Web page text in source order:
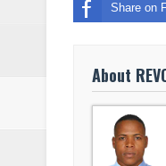
Share on
About